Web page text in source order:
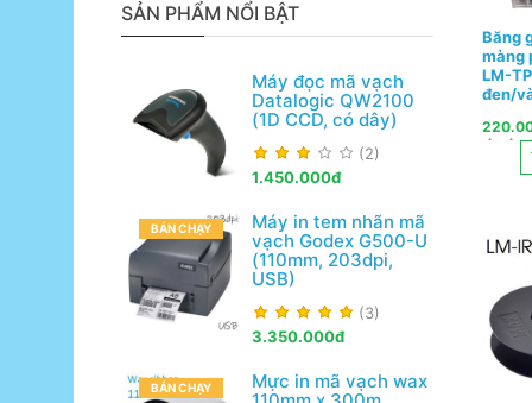
SẢN PHẨM NỔI BẬT
Máy đọc mã vạch
Datalogic QW2100
(1D CCD, có dây)
(2)
1.450.000đ
BÁN CHẠY
Máy in tem nhãn mã
vạch Godex G500-U
(110mm, 203dpi,
USB)
(3)
3.350.000đ
BÁN CHẠY
Mực in mã vạch wax
Băng
màng
LM-
đen/